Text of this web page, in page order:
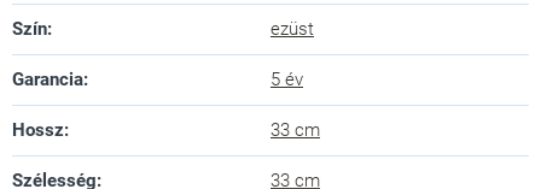
Szín: ezüst
Garancia: 5 év
Hossz: 33 cm
Szélesség: 33 cm